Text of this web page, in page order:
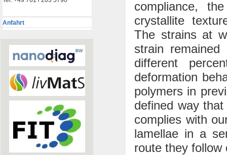
Anfahrt
compliance,
crystallite
The strains at
strain
different
deformation
polymers in
defined way
complies with
lamellae in a
route they follow